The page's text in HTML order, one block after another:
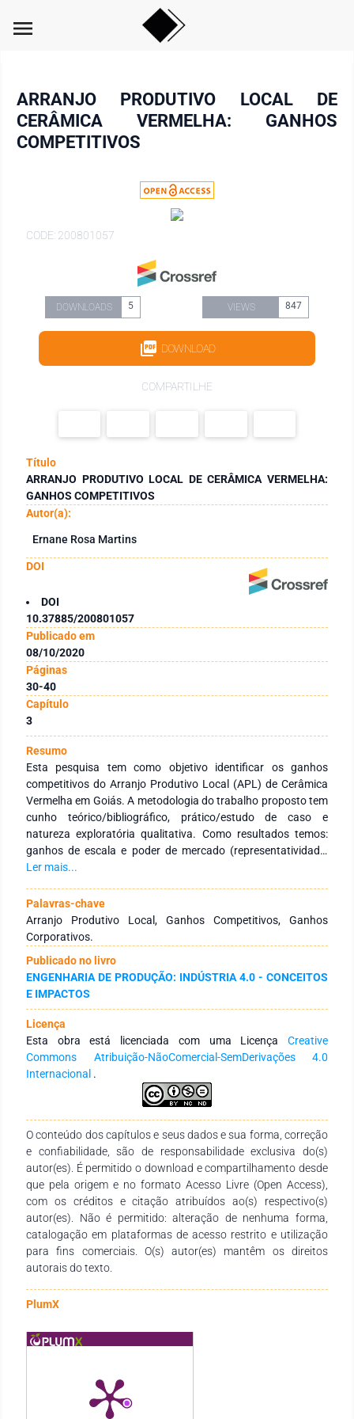
menu
ARRANJO PRODUTIVO LOCAL DE
CERÂMICA VERMELHA: GANHOS
COMPETITIVOS
CODE: 200801057
DOWNLOADS 5 VIEWS 847
DOWNLOAD
COMPARTILHE
Título
ARRANJO PRODUTIVO LOCAL DE CERÂMICA VERMELHA:
GANHOS COMPETITIVOS
Autor(a):
Ernane Rosa Martins
DOI
DOI
10.37885/200801057
Publicado em
08/10/2020
Páginas
30-40
Capítulo
3
Resumo
Esta pesquisa tem como objetivo identificar os ganhos
competitivos do Arranjo Produtivo Local (APL) de Cerâmica
Vermelha em Goiás. A metodologia do trabalho proposto tem
cunho teórico/bibliográfico, prático/estudo de caso e
natureza exploratória qualitativa. Como resultados temos:
ganhos de escala e poder de mercado (representatividade,
credibilidade e legitimidade); provisões de soluções
inovação (inovações coletivas, ampliação do valor agregado,
disseminação de informações e experiências e criação do
curso técnico em ceramista); redução de custos e riscos
(atividades compartilhadas, produtividade e confiança em
novos investimentos); e por fim o ganho em relações sociais
(coesão interna e acúmulo de capital social). Concluiu-se que
o APL pesquisado apresenta resultados satisfatórios, apesar
do distanciamento entre os entes envolvidos e as políticas de
acompanhamento.
Ler mais...
Palavras-chave
Arranjo Produtivo Local, Ganhos Competitivos, Ganhos
Corporativos.
Publicado no livro
ENGENHARIA DE PRODUÇÃO: INDÚSTRIA 4.0 - CONCEITOS
E IMPACTOS
Licença
Esta obra está licenciada com uma Licença Creative
Commons Atribuição-NãoComercial-SemDerivações 4.0
Internacional .
O conteúdo dos capítulos e seus dados e sua forma, correção
e confiabilidade, são de responsabilidade exclusiva do(s)
autor(es). É permitido o download e compartilhamento desde
que pela origem e no formato Acesso Livre (Open Access),
com os créditos e citação atribuídos ao(s) respectivo(s)
autor(es). Não é permitido: alteração de nenhuma forma,
catalogação em plataformas de acesso restrito e utilização
para fins comerciais. O(s) autor(es) mantêm os direitos
autorais do texto.
PlumX